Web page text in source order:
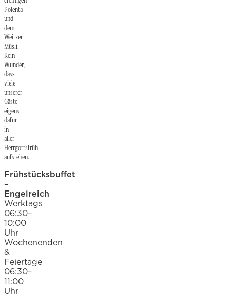
Polenta
und
dem
Weitzer-
Müsli.
Kein
Wunder,
dass
viele
unserer
Gäste
eigens
dafür
in
aller
Herrgottsfrüh
aufstehen.
Frühstücksbuffet
–
Engelreich
Werktags
06:30–
10:00
Uhr
Wochenenden
&
Feiertage
06:30–
11:00
Uhr